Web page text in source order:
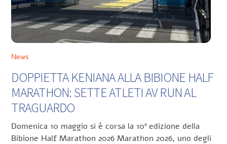
News
DOPPIETTA KENIANA ALLA BIBIONE HALF
MARATHON: SETTE ATLETI AV RUN AL
TRAGUARDO
Domenica 10 maggio si è corsa la 10ª edizione della
Bibione Half Marathon 2026 Marathon 2026, uno degli